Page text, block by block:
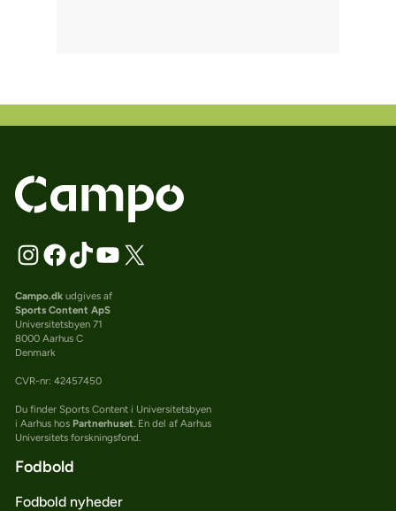
Campo.dkudgives af
Sports Content ApS
Universitetsbyen 71
8000 Aarhus C
Denmark
CVR-nr: 42457450
Du finder Sports Content i Universitetsbyen
i Aarhus hos Partnerhuset. En del af Aarhus
Universitets forskningsfond.
Fodbold
Fodbold nyheder